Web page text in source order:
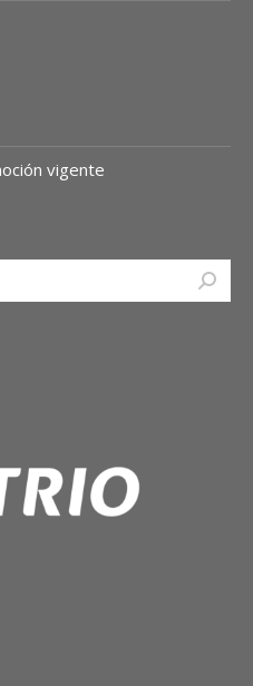
vigente